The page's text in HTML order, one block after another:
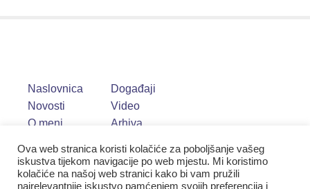
Naslovnica
Novosti
O meni
Događaji
Video
Arhiva
Ova web stranica koristi kolačiće za poboljšanje vašeg
iskustva tijekom navigacije po web mjestu. Mi koristimo
kolačiće na našoj web stranici kako bi vam pružili
najrelevantnije iskustvo pamćenjem svojih preferencija i